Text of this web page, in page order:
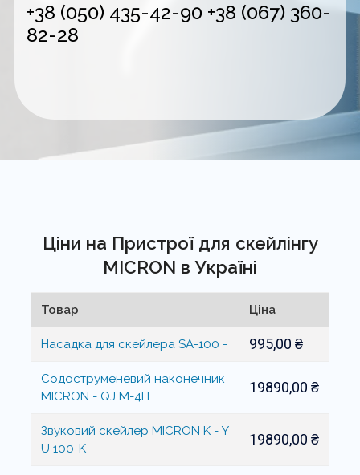
+38 (050) 435-42-90 +38 (067) 360-
82-28
Ціни на Пристрої для скейлінгу
MICRON в Україні
Товар Ціна
Насадка для скейлера SA-100 - 995,00 ₴
Содоструменевий наконечник
MICRON - QJ M-4H
19890,00 ₴
Звуковий скейлер MICRON K - Y
U 100-K
19890,00 ₴